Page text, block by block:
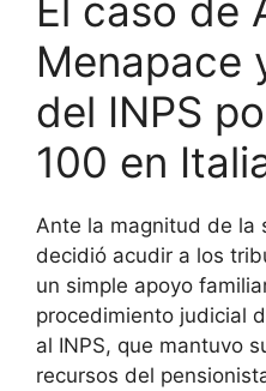
El caso de
Menapace
del INPS
100 en
Ante la magnitud de la
decidió acudir a los
un simple apoyo
procedimiento judicial
al INPS, que mantuvo
recursos del